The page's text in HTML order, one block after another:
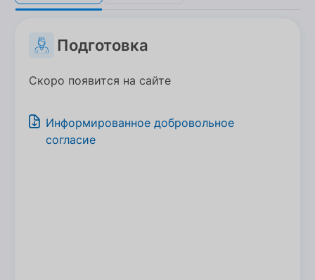
Подготовка
Скоро появится на сайте
Информированное добровольное
согласие